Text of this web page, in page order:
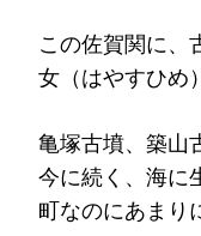
この佐賀関に、
女（はやすひめ
亀塚古墳、築山
今に続く、海に
町なのにあまり